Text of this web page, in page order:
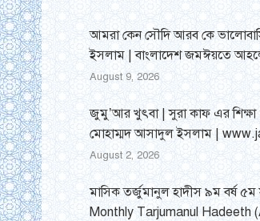
আমরা কেন সৌদি আরব কে
ইসলাম | বাংলাদেশ জমঈয়তে
August 9, 2026
জুমু’আর খুৎবা | সুরা কাফ এর শিক্ষা
মোহাম্মদ আসাদুল ইসলাম |
August 2, 2026
মাসিক তর্জুমানুল হাদীস ৯ম বর্ষ
Monthly Tarjumanul Hadeeth